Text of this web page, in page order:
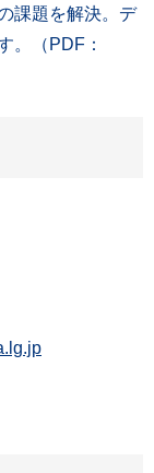
課題を解決。デ
。（PDF：